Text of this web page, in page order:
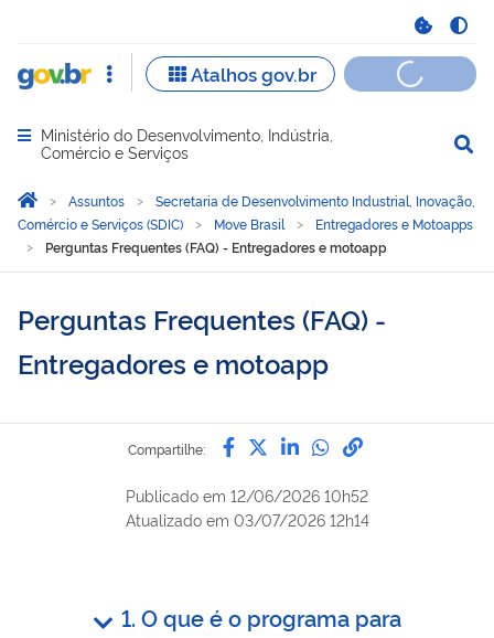
Abrir menu principal de navegação
Ministério do Desenvolvimento, Indústria,
Comércio e Serviços
Você está aqui:
Página Inicial
Assuntos
Secretaria de Desenvolvimento Industrial, Inovação,
Comércio e Serviços (SDIC)
Move Brasil
Entregadores e Motoapps
Perguntas Frequentes (FAQ) - Entregadores e motoapp
Perguntas Frequentes (FAQ) -
Entregadores e motoapp
Compartilhe: Compartilhe por Facebook
Compartilhe por Twitter
Compartilhe por
Compartilhe
link para
Publicado em 12/06/2026 10h52
Atualizado em 03/07/2026 12h14
1. O que é o programa para